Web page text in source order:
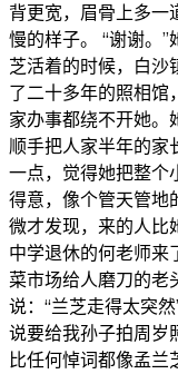
背更宽，眉骨上多一
慢的样子。 “谢谢。
芝活着的时候，白沙
了二十多年的照相馆
家办事都绕不开她。
顺手把人家半年的家
一点，觉得她把整个
得意，像个管天管地
微才发现，来的人比
中学退休的何老师来
菜市场给人磨刀的老
说：“兰芝走得太突
说要给我孙子拍周岁
比任何悼词都像孟兰